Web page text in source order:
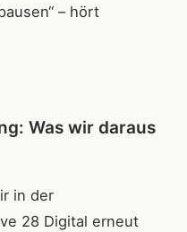
– hört
Was wir daraus
in der
28 Digital erneut